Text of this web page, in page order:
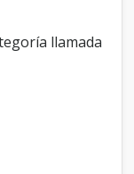
llamada